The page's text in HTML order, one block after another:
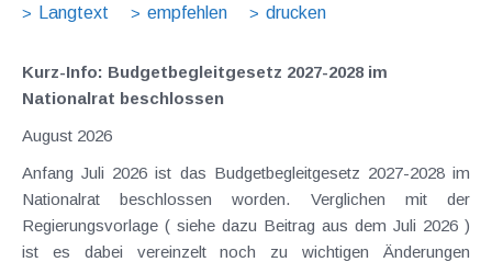
Langtext
empfehlen drucken
Kurz-Info: Budgetbegleitgesetz 2027-2028 im
Nationalrat beschlossen
August 2026
Anfang Juli 2026 ist das Budgetbegleitgesetz 2027-2028 im
Nationalrat beschlossen worden. Verglichen mit der
Regierungsvorlage ( siehe dazu Beitrag aus dem Juli 2026 )
ist es dabei vereinzelt noch zu wichtigen Änderungen